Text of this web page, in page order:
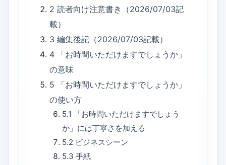
2読者向け注意書き（2026/07/03記
載）
3編集後記（2026/07/03記載）
4
「お時間いただけますでしょうか」
の意味
5
「お時間いただけますでしょうか」
の使い方
5.1
「お時間いただけますでしょう
か」には丁寧さを加える
5.2 ビジネスシーン
5.3 手紙